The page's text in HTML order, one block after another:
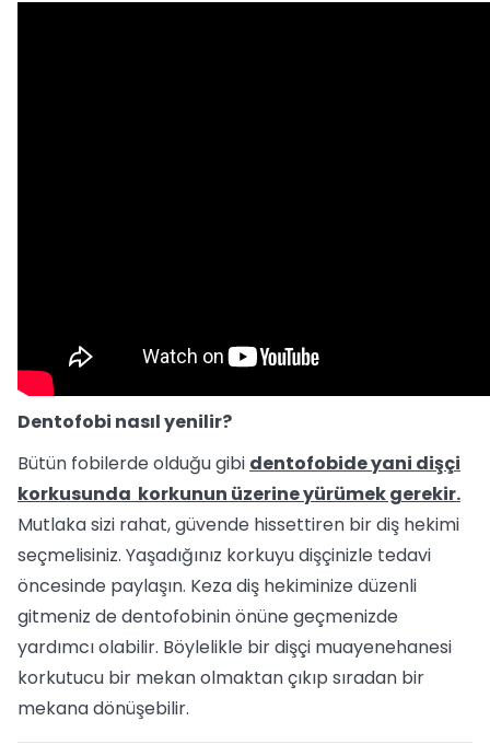
Dentofobi nasıl yenilir?
Bütün fobilerde olduğu gibi dentofobide yani dişçi
korkusunda korkunun üzerine yürümek gerekir.
Mutlaka sizi rahat, güvende hissettiren bir diş hekimi
seçmelisiniz. Yaşadığınız korkuyu dişçinizle tedavi
öncesinde paylaşın. Keza diş hekiminize düzenli
gitmeniz de dentofobinin önüne geçmenizde
yardımcı olabilir. Böylelikle bir dişçi muayenehanesi
korkutucu bir mekan olmaktan çıkıp sıradan bir
mekana dönüşebilir.